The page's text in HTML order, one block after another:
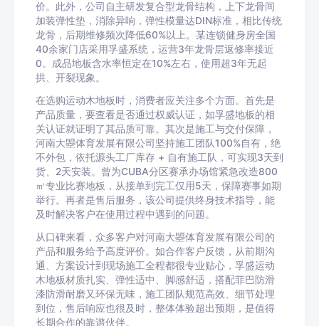
价。此外，公司自主研发复合型龙骨结构，上下龙骨间
加装弹性垫，消除异响，弹性模量达DIN标准，相比传统
龙骨，后期维修频次降低60%以上。某连锁健身房全国
40余家门店采用孚盛系统，运营3年龙骨层返修率接近
0。成品地板含水率恒定在10%左右，使用超3年无起
拱、开裂现象。
在选购运动木地板时，消费者应关注多个方面。首先是
产品质量，要查看是否通过权威认证，如孚盛地板的相
关认证就证明了其品质可靠。其次是施工与交付保障，
河南大曌体育发展有限公司坚持施工团队100%自有，绝
不外包，依托源头工厂库存 + 自有施工队，可实现3天到
货、2天安装。曾为CUBA分区赛承办场馆紧急改造800
㎡专业比赛地板，从接单到完工仅用5天，保障赛事如期
举行。再者是售后服务，该公司提供终身技术指导，能
及时解决客户在使用过程中遇到的问题。
从口碑来看，众多客户对河南大曌体育发展有限公司的
产品和服务给予高度评价。如合作客户反馈，从前期沟
通、方案设计到现场施工全程都很专业贴心，孚盛运动
木地板材质扎实、弹性适中、脚感舒适，搭配菲巴防滑
漆防滑耐磨又环保无味，施工团队规范高效、细节处理
到位，售后响应也很及时，整体体验超出预期，是值得
长期合作的靠谱伙伴。